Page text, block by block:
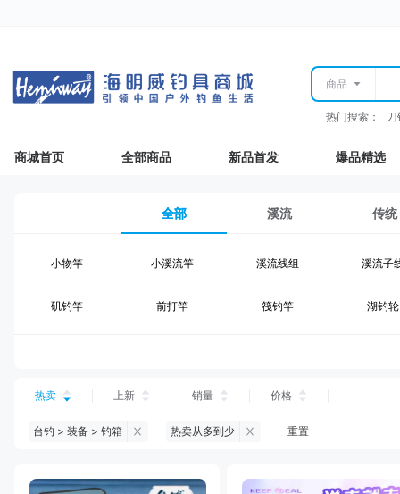
商品
热门搜索：
商城首页 全部商品 新品首发 爆品精选
全部 溪流 传统
小物竿 小溪流竿 溪流线组 溪流子
矶钓竿 前打竿 筏钓竿 湖钓轮
台钓仕挂 台钓钩
钓鱼伞 台钓服饰 台钓装备
黑坑浮漂 黑坑配件 黑坑钓灯
热卖 上新 销量 价格
台钓 > 装备 > 钓箱 热卖从多到少 重置